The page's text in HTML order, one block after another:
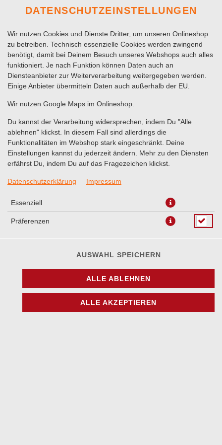
KALB SPIESS
Kalb Spieß vom Kalbrücken, mit Baby-Kartoffel, Knoblauch-
25,90 € *
* Die Preise können nach Auswahl des Stores variieren.
DATENSCHUTZEINSTELLUNGEN
Wir nutzen Cookies und Dienste Dritter, um unseren Onlineshop
zu betreiben. Technisch essenzielle Cookies werden zwingend
benötigt, damit bei Deinem Besuch unseres Webshops auch alles
funktioniert. Je nach Funktion können Daten auch an
Diensteanbieter zur Weiterverarbeitung weitergegeben werden.
Einige Anbieter übermitteln Daten auch außerhalb der EU.
Wir nutzen Google Maps im Onlineshop.
Du kannst der Verarbeitung widersprechen, indem Du "Alle
ablehnen" klickst. In diesem Fall sind allerdings die
Funktionalitäten im Webshop stark eingeschränkt. Deine
Einstellungen kannst du jederzeit ändern. Mehr zu den Diensten
erfährst Du, indem Du auf das Fragezeichen klickst.
Datenschutzerklärung Impressum
Essenziell
Präferenzen
AUSWAHL SPEICHERN
ALLE ABLEHNEN
ALLE AKZEPTIEREN